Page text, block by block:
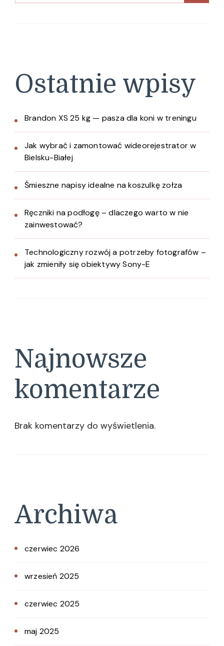
Ostatnie wpisy
Brandon XS 25 kg — pasza dla koni w treningu
Jak wybrać i zamontować wideorejestrator w
Bielsku-Białej
Śmieszne napisy idealne na koszulkę zołza
Ręczniki na podłogę – dlaczego warto w nie
zainwestować?
Technologiczny rozwój a potrzeby fotografów –
jak zmieniły się obiektywy Sony-E
Najnowsze
komentarze
Brak komentarzy do wyświetlenia.
Archiwa
czerwiec 2026
wrzesień 2025
czerwiec 2025
maj 2025